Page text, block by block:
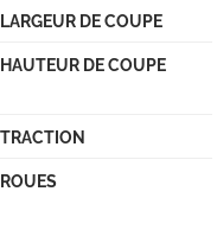
LARGEUR DE COUPE
HAUTEUR DE COUPE
TRACTION
ROUES